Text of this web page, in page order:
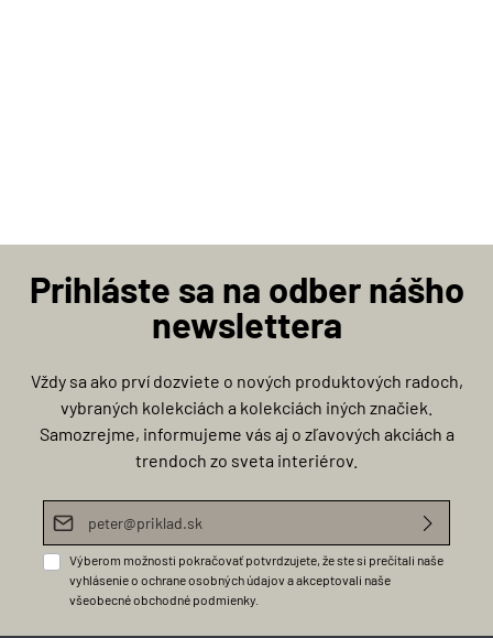
Prihláste sa na odber nášho
newslettera
Vždy sa ako prví dozviete o nových produktových radoch,
vybraných kolekciách a kolekciách iných značiek.
Samozrejme, informujeme vás aj o zľavových akciách a
trendoch zo sveta interiérov.
E-mailová adresa*
Výberom možnosti pokračovať potvrdzujete, že ste si prečítali naše
vyhlásenie o ochrane osobných údajova akceptovali naše
všeobecné obchodné podmienky